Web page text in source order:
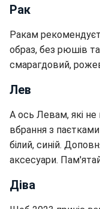
Рак
Ракам
образ, без рюшів
смарагдовий,
Лев
А ось Левам, які не
вбрання з
білий, синій.
аксесуари.
Діва